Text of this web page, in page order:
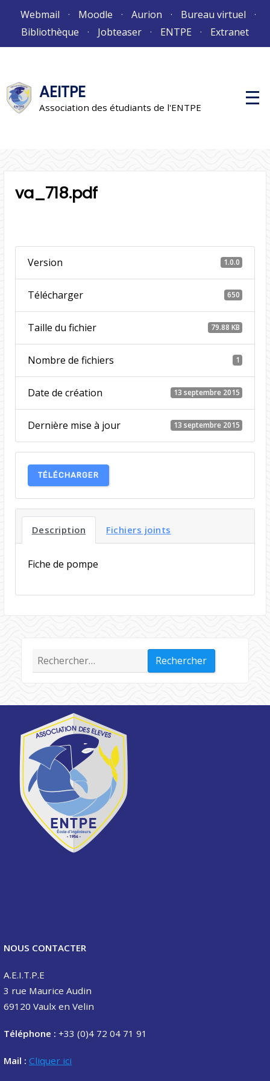
Webmail Moodle Aurion
Bureau virtuel
Bibliothèque
Jobteaser ENTPE Extranet
AEITPE
Association des étudiants de l'ENTPE
M
e
va_718.pdf
Version 1.0.0
Télécharger 650
Taille du fichier 79.88 KB
Nombre de fichiers 1
Date de création 13 septembre 2015
Dernière mise à jour 13 septembre 2015
TÉLÉCHARGER
Description Fichiers joints
Fiche de pompe
Rechercher :
NOUS CONTACTER
A.E.I.T.P.E
3 rue Maurice Audin
69120 Vaulx en Velin
Téléphone : +33 (0)4 72 04 71 91
Mail : Cliquer ici